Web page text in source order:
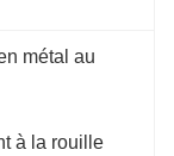
métal au
à la rouille